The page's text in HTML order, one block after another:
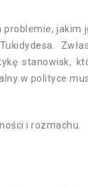
stanowisk,
w polityce
i rozmachu.